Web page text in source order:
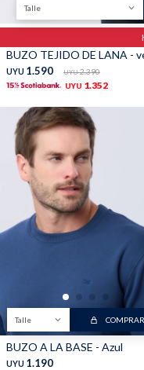
Talle
BUZO TEJIDO DE LANA -
UYU 1.590 UYU 2.390
UYU 1.352
Talle COMPRAR
BUZO A LA BASE - Azul
UYU 1.190